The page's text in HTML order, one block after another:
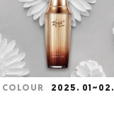
COLOUR 2024. 11~12.